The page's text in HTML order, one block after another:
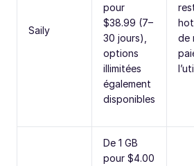
Saily
pour
$38.99 (7–
30 jours),
options
illimitées
également
disponibles
de
De 1 GB
pour $4.00